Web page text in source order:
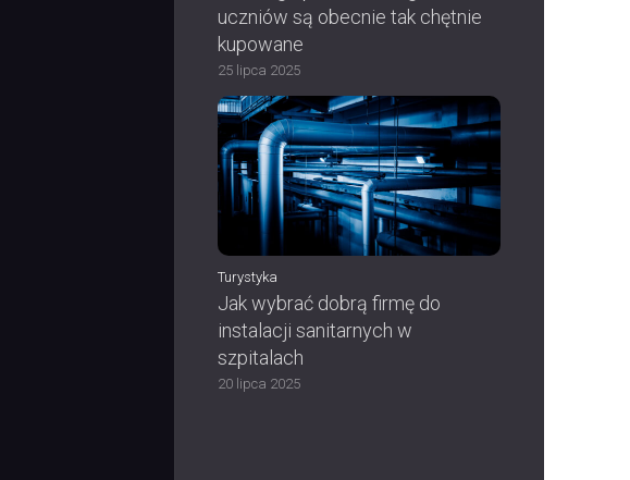
uczniów są obecnie tak chętnie
kupowane
25 lipca 2025
Turystyka
Jak wybrać dobrą firmę do
instalacji sanitarnych w
szpitalach
20 lipca 2025